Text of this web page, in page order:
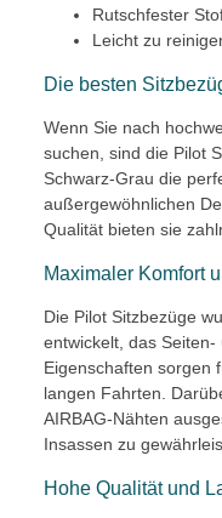
Rutschfester
Leicht zu
Die besten
Wenn Sie nach
suchen, sind die Pilot
Schwarz-Grau die
außergewöhnlichen
Qualität bieten sie
Maximaler Komfort
Die Pilot Sitzbezüge
entwickelt, das
Eigenschaften sorgen
langen Fahrten.
AIRBAG-Nähten
Insassen zu
Hohe Qualität und